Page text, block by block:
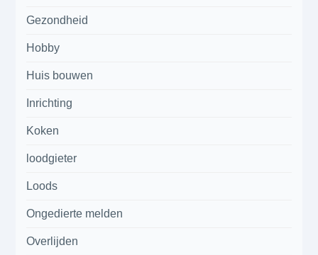
Gezondheid
Hobby
Huis bouwen
Inrichting
Koken
loodgieter
Loods
Ongedierte melden
Overlijden